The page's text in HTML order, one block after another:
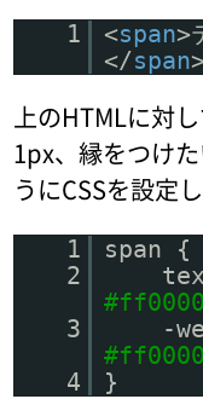
1 <span>
</span
上のHTMLに対
1px、縁をつけ
うにCSSを設定し
1
span {
2
#ff0000
3
-
#ff0000
4
}